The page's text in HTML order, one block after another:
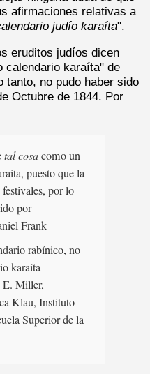
afirmaciones relativas a
judío karaíta".
eruditos judíos dicen
calendario karaíta" de
tanto, no pudo haber sido
Octubre de 1844. Por
tal cosacomo un
puesto que la
por lo
por
Frank
rabínico, no
karaíta
Miller,
Klau, Instituto
Superior de la